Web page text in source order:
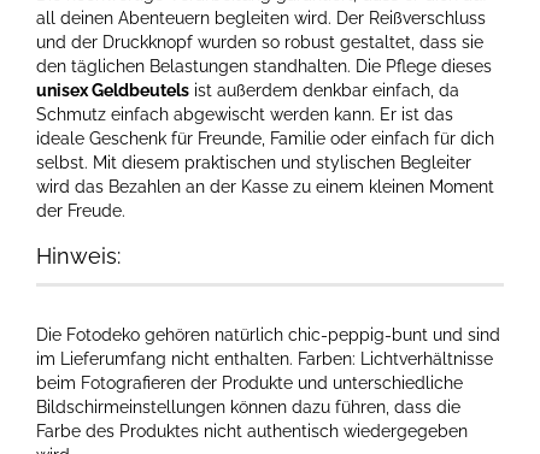
all deinen Abenteuern begleiten wird. Der Reißverschluss
und der Druckknopf wurden so robust gestaltet, dass sie
den täglichen Belastungen standhalten. Die Pflege dieses
unisex Geldbeutels ist außerdem denkbar einfach, da
Schmutz einfach abgewischt werden kann. Er ist das
ideale Geschenk für Freunde, Familie oder einfach für dich
selbst. Mit diesem praktischen und stylischen Begleiter
wird das Bezahlen an der Kasse zu einem kleinen Moment
der Freude.
Hinweis:
Die Fotodeko gehören natürlich chic-peppig-bunt und sind
im Lieferumfang nicht enthalten. Farben: Lichtverhältnisse
beim Fotografieren der Produkte und unterschiedliche
Bildschirmeinstellungen können dazu führen, dass die
Farbe des Produktes nicht authentisch wiedergegeben